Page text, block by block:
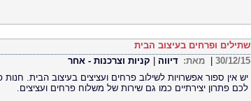
שתילים ופרחים בעיצוב הבית
30/12/15
מאת: דיווה
קניות וצרכנות - אחר
יש אין ספור אפשרויות לשילוב פרחים ועציצים בעיצוב הבית.
לכם פתרון יצירתיים כמו גם שירות של משלוח פרחים ועציצים.